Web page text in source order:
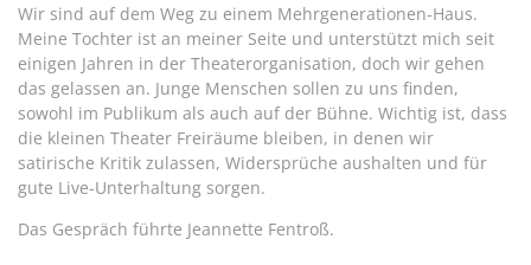
Wir sind auf dem Weg zu einem Mehrgenerationen-Haus.
Meine Tochter ist an meiner Seite und unterstützt mich seit
einigen Jahren in der Theaterorganisation, doch wir gehen
das gelassen an. Junge Menschen sollen zu uns finden,
sowohl im Publikum als auch auf der Bühne. Wichtig ist, dass
die kleinen Theater Freiräume bleiben, in denen wir
satirische Kritik zulassen, Widersprüche aushalten und für
gute Live-Unterhaltung sorgen.
Das Gespräch führte Jeannette Fentroß.